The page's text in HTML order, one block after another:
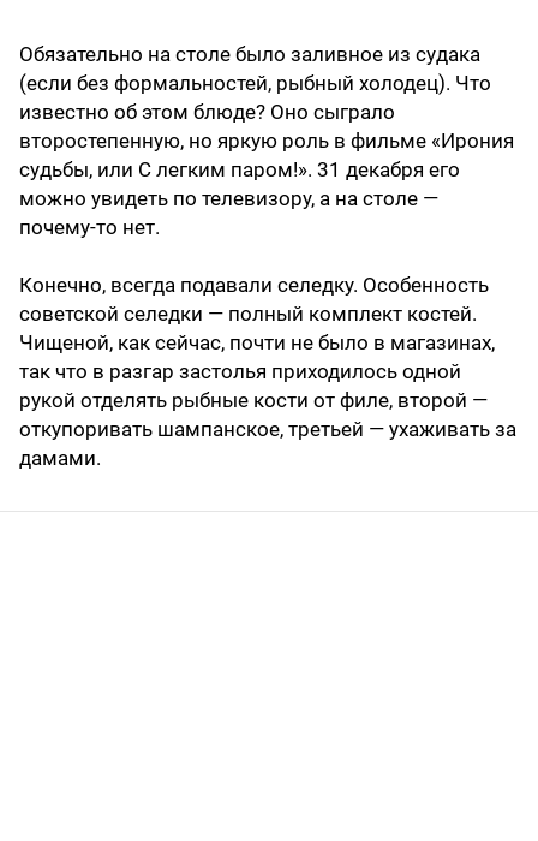
Обязательно на столе было заливное из судака
(если без формальностей, рыбный холодец). Что
известно об этом блюде? Оно сыграло
второстепенную, но яркую роль в фильме «Ирония
судьбы, или С легким паром!». 31 декабря его
можно увидеть по телевизору, а на столе —
почему-то нет.
Конечно, всегда подавали селедку. Особенность
советской селедки — полный комплект костей.
Чищеной, как сейчас, почти не было в магазинах,
так что в разгар застолья приходилось одной
рукой отделять рыбные кости от филе, второй —
откупоривать шампанское, третьей — ухаживать за
дамами.